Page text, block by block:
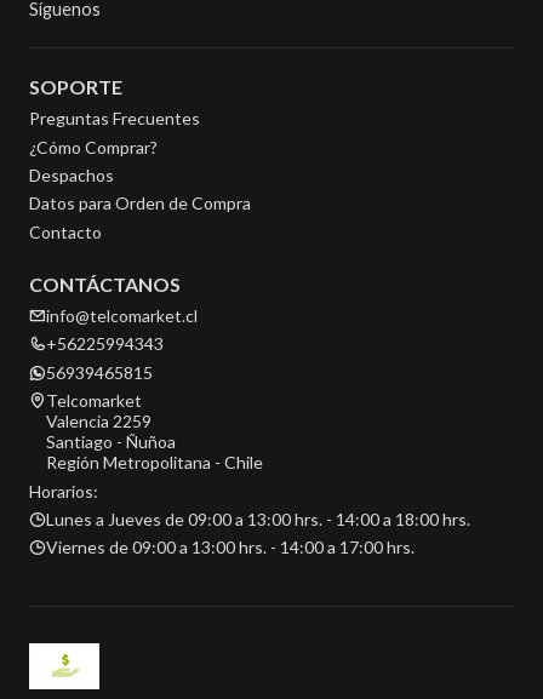
Síguenos
SOPORTE
Preguntas Frecuentes
¿Cómo Comprar?
Despachos
Datos para Orden de Compra
Contacto
CONTÁCTANOS
info@telcomarket.cl
+56225994343
56939465815
Telcomarket
Valencia 2259
Santiago - Ñuñoa
Región Metropolitana - Chile
Horarios:
Lunes a Jueves de 09:00 a 13:00 hrs. - 14:00 a 18:00 hrs.
Viernes de 09:00 a 13:00 hrs. - 14:00 a 17:00 hrs.